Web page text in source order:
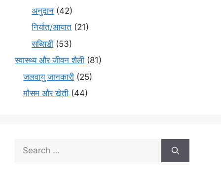
अनुदान (42)
निर्यात/आयात (21)
सब्सिडी (53)
स्वास्थ्य और जीवन शैली (81)
जलवायु जानकारी (25)
मौसम और खेती (44)